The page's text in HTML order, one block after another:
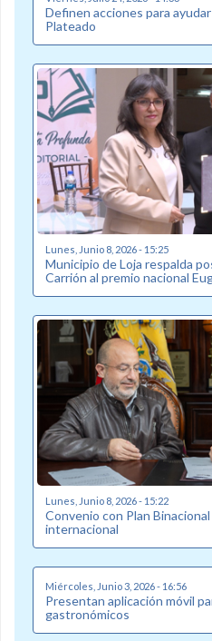
Definen acciones para
Plateado
Lunes, Junio 8, 2026 - 15:25
Municipio de Loja respalda
Carrión al premio nacional
Lunes, Junio 8, 2026 - 15:22
Convenio con Plan
internacional
Miércoles, Junio 3, 2026 - 16:56
Presentan aplicación móvil
gastronómicos